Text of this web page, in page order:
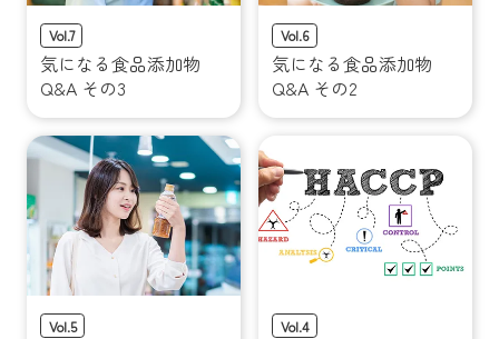
Vol.7
気になる食品添加物
Q&A その3
Vol.6
気になる食品添加物
Q&A その2
Vol.5 Vol.4